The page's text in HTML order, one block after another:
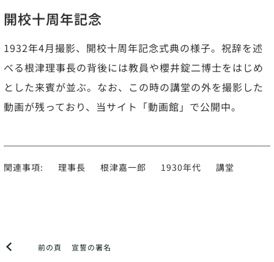
開校十周年記念
1932年4月撮影、開校十周年記念式典の様子。祝辞を述
べる根津理事長の背後には教員や櫻井錠二博士をはじめ
とした来賓が並ぶ。なお、この時の講堂の外を撮影した
動画が残っており、当サイト「動画館」で公開中。
関連事項: 理事長 根津嘉一郎 1930年代 講堂
前の頁 宣誓の署名